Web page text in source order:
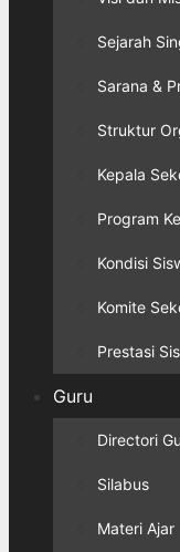
Sejarah
Sarana &
Struktur
Kepala
Program
Kondisi
Komite
Prestasi
Guru
Directori
Silabus
Materi Ajar